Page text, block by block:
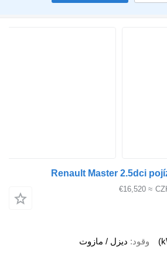
Renault Master 2.5dci
≈ €16,520
وقود ديزل / مازوت